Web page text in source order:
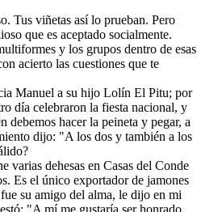
Tus viñetas así lo prueban. Pero
que es aceptado socialmente.
y los grupos dentro de esas
acierto las cuestiones que te
Manuel a su hijo Lolín El Pitu; por
día celebraron la fiesta nacional, y
hacer la peineta y pegar, a
dijo: "A los dos y también a los
varias dehesas en Casas del Conde
Es el único exportador de jamones
su amigo del alma, le dijo en mi
"A mí me gustaría ser honrado,